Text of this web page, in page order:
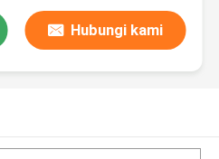
Hubungi kami